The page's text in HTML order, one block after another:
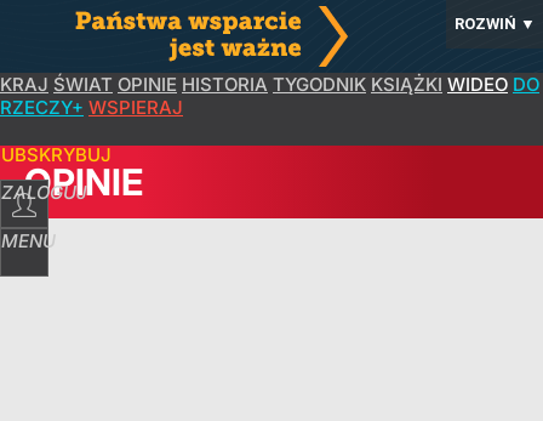
ROZWIŃ ▼
KRAJ ŚWIAT OPINIE HISTORIA TYGODNIK KSIĄŻKI WIDEO DO
RZECZY+ WSPIERAJ
ZALOGUJ
MENU
OPINIE